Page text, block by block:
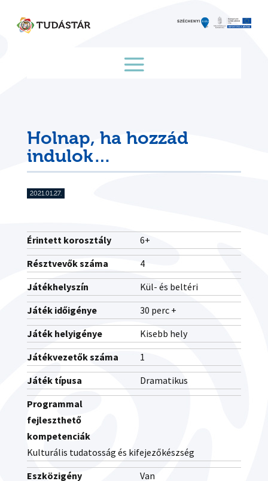
content
Holnap, ha hozzád
indulok…
2021.01.27.
Érintett korosztály
6+
Résztvevők száma
4
Játékhelyszín
Kül- és beltéri
Játék időigénye
30 perc +
Játék helyigénye
Kisebb hely
Játékvezetők száma
1
Játék típusa
Dramatikus
Programmal
fejleszthető
kompetenciák
Kulturális tudatosság és kifejezőkészség
Eszközigény
Van